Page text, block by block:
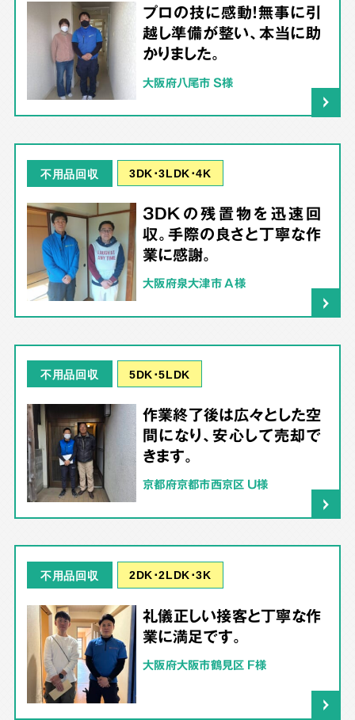
プロの技に感動！無事に引
越し準備が整い、本当に助
かりました。
大阪府八尾市 S様
不用品回収 3DK･3LDK･4K
3DKの残置物を迅速回
収。手際の良さと丁寧な作
業に感謝。
大阪府泉大津市 A様
不用品回収 5DK･5LDK
作業終了後は広々とした空
間になり、安心して売却で
きます。
京都府京都市西京区 U様
不用品回収 2DK･2LDK･3K
礼儀正しい接客と丁寧な作
業に満足です。
大阪府大阪市鶴見区 F様